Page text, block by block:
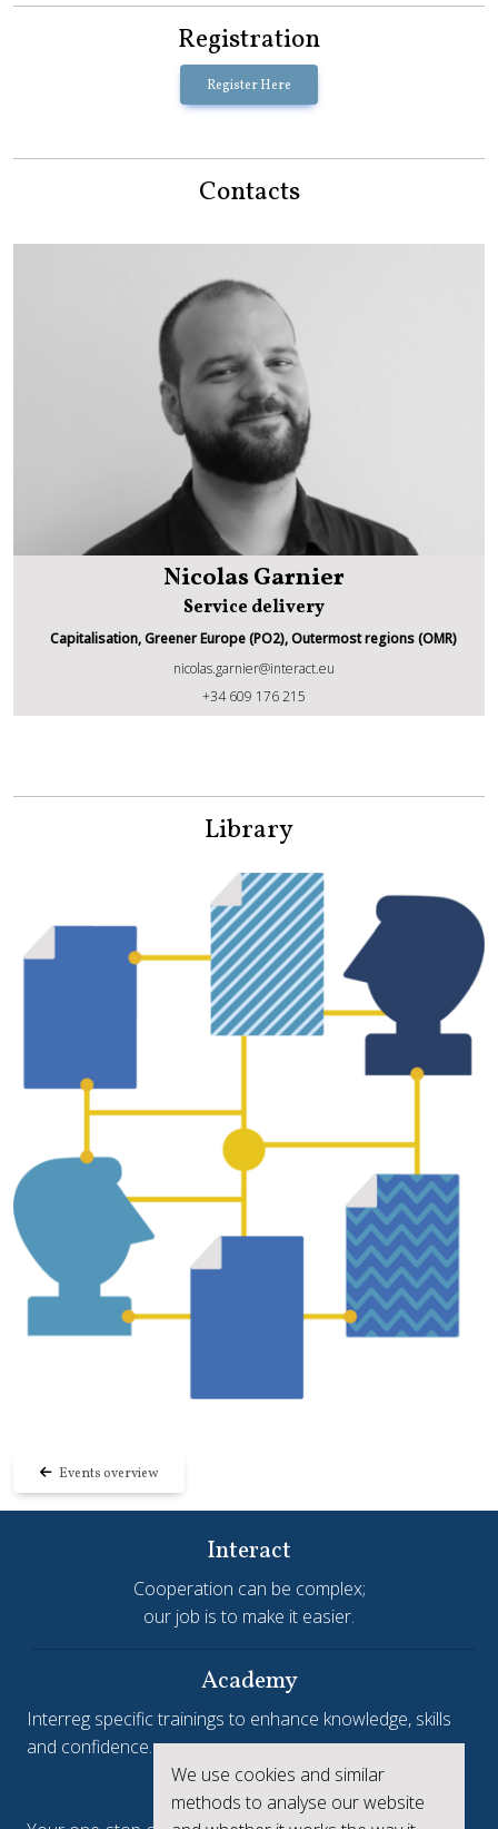
Registration
Register Here
Contacts
Nicolas Garnier
Nicolas Garnier
Service delivery
Capitalisation, Greener Europe (PO2), Outermost regions (OMR)
nicolas.garnier@interact.eu
+34 609 176 215
Library
Events overview
We use cookies and similar
methods to analyse our website
Interact
Cooperation can be complex;
our job is to make it easier.
Academy
Interreg specific trainings to enhance knowledge, skills
and confidence.
Interreg.eu